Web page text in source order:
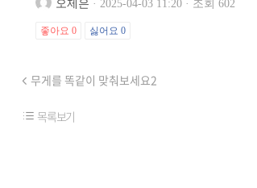
오제은 · 2025-04-03 11:20 · 조회 602
좋아요 0 싫어요 0
무게를 똑같이 맞춰보세요2
목록보기